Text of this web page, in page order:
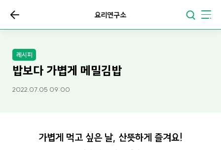
요리연구소
레시피
밥보다 가볍게 메밀김밥
2022.07.05 09:00
가볍게 먹고 싶은 날, 산뜻하게 즐겨요!